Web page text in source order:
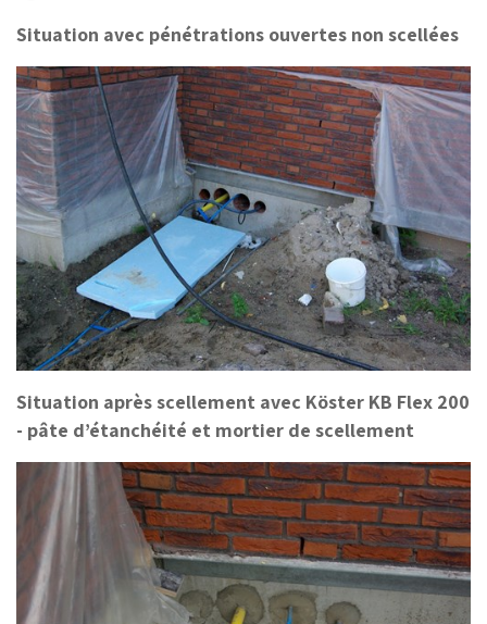
Situation avec pénétrations ouvertes non scellées
Situation après scellement avec Köster KB Flex 200
- pâte d’étanchéité et mortier de scellement